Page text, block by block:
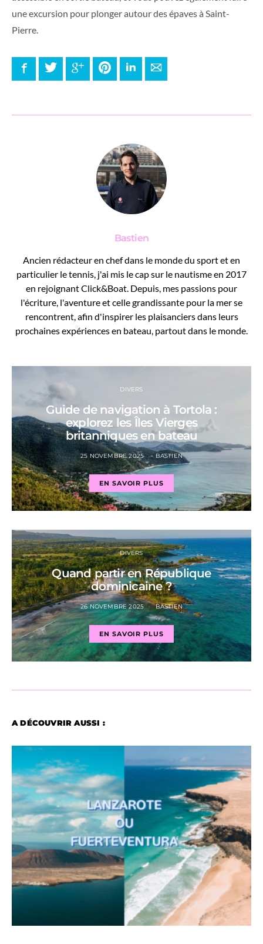
une excursion pour plonger autour des épaves à Saint-
Pierre.
FacebookTwitter Google+ PinterestLinkedInE-mail
Bastien
Ancien rédacteur en chef dans le monde du sport et en
particulier le tennis, j'ai mis le cap sur le nautisme en 2017
en rejoignant Click&Boat. Depuis, mes passions pour
l'écriture, l'aventure et celle grandissante pour la mer se
rencontrent, afin d'inspirer les plaisanciers dans leurs
prochaines expériences en bateau, partout dans le monde.
DIVERS
Guide de navigation à Tortola :
explorez les Îles Vierges
britanniques en bateau
25 NOVEMBRE 2025 BASTIEN
EN SAVOIR PLUS
DIVERS
Quand partir en République
dominicaine ?
26 NOVEMBRE 2025 BASTIEN
EN SAVOIR PLUS
A DÉCOUVRIR AUSSI :